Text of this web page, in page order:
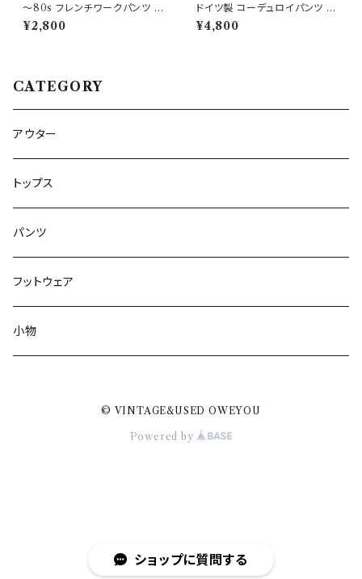
ショップに質問する
〜80s フレンチワークパンツ ユ
ーロワーク コットンパンツ
¥2,800
ドイツ製 コーデュロイパンツ ワ
ークパンツ ユーロワーク
¥4,800
CATEGORY
アウター
トップス
パンツ
フットウェア
小物
© VINTAGE&USED OWEYOU
Powered by